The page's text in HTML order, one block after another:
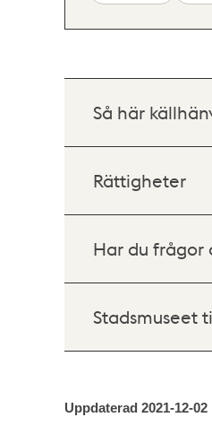
Så här
Rättigheter
Har du
Stadsmuseet
Uppdaterad 2021-12-02